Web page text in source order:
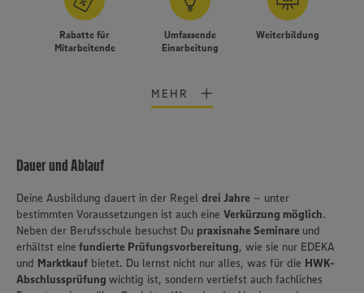
Wir setzen Cookies und andere Technologien ein, um Ihnen
ein bestmögliches Nutzungserlebnis unserer Website zu
ermöglichen. Wir verwenden Ihre Daten, um unsere
Rabatte für
Mitarbeitende
Umfassende
Einarbeitung
Weiterbildung
MEHR
Dauer und Ablauf
Deine Ausbildung dauert in der Regel drei Jahre – unter
bestimmten Voraussetzungen ist auch eine Verkürzung möglich.
Neben der Berufsschule besuchst Du praxisnahe Seminare und
erhältst eine fundierte Prüfungsvorbereitung, wie sie nur EDEKA
und Marktkauf bietet. Du lernst nicht nur alles, was für die HWK-
Abschlussprüfung wichtig ist, sondern vertiefst auch fachliches